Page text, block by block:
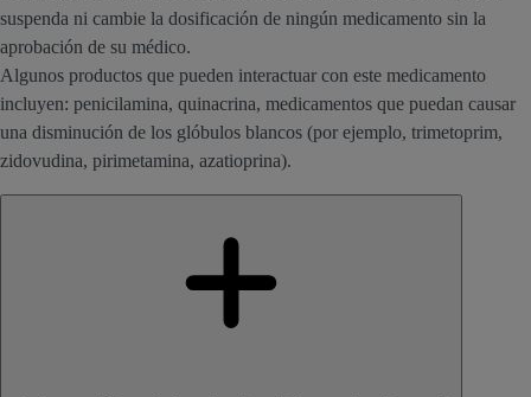
suspenda ni cambie la dosificación de ningún medicamento sin la
aprobación de su médico.
Algunos productos que pueden interactuar con este medicamento
incluyen: penicilamina, quinacrina, medicamentos que puedan causar
una disminución de los glóbulos blancos (por ejemplo, trimetoprim,
zidovudina, pirimetamina, azatioprina).